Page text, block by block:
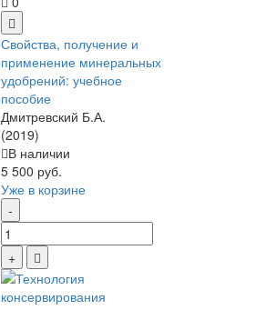
Свойства, получение и
применение минеральных
удобрений: учебное
пособие
Дмитревский Б.А.
(2019)
В наличии
5 500 руб.
Уже в корзине